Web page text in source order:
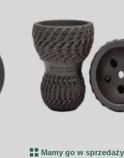
Mamy go w sprzedaży